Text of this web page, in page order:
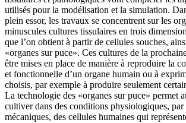
utilisés pour la modélisation et la simulation.
plein essor, les travaux se concentrent sur les
minuscules cultures tissulaires en trois
que l’on obtient à partir de cellules souches,
«organes sur puce». Ces cultures de la
être mises en place de manière à reproduire la
et fonctionnelle d’un organe humain ou à
choisis, par exemple à produire seulement
La technologie des «organes sur puce» permet
cultiver dans des conditions physiologiques,
mécaniques, des cellules humaines qui